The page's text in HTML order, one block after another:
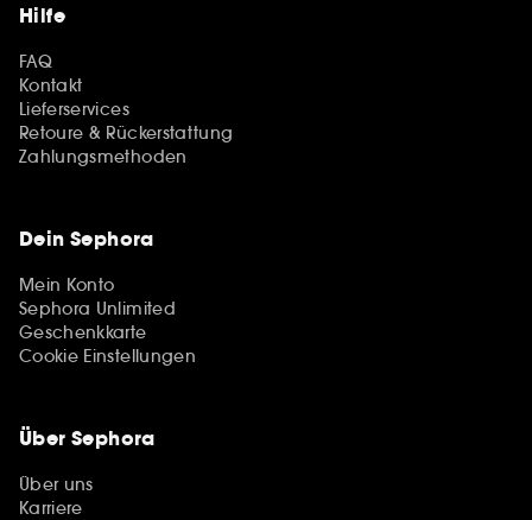
Hilfe
FAQ
Kontakt
Lieferservices
Retoure & Rückerstattung
Zahlungsmethoden
Dein Sephora
Mein Konto
Sephora Unlimited
Geschenkkarte
Cookie Einstellungen
Über Sephora
Über uns
Karriere